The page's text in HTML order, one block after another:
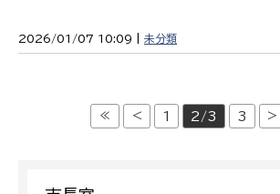
2026/01/07 10:09 | 未分類
≪ < 1 2/3 3 >